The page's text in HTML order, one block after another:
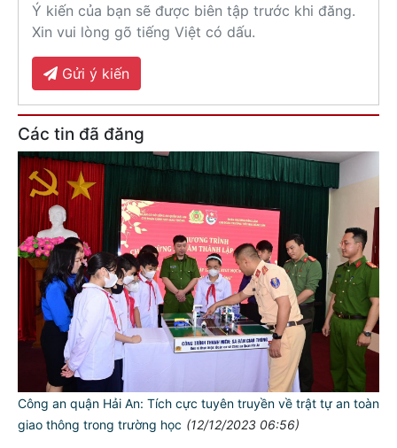
Ý kiến của bạn sẽ được biên tập trước khi đăng.
Xin vui lòng gõ tiếng Việt có dấu.
Gửi ý kiến
Các tin đã đăng
Công an quận Hải An: Tích cực tuyên truyền về trật tự an toàn
giao thông trong trường học (12/12/2023 06:56)